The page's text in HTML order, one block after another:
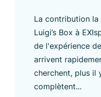
La contribution
Luigi’s Box à
de l'expérience
arrivent
cherchent, plus il
complètent...